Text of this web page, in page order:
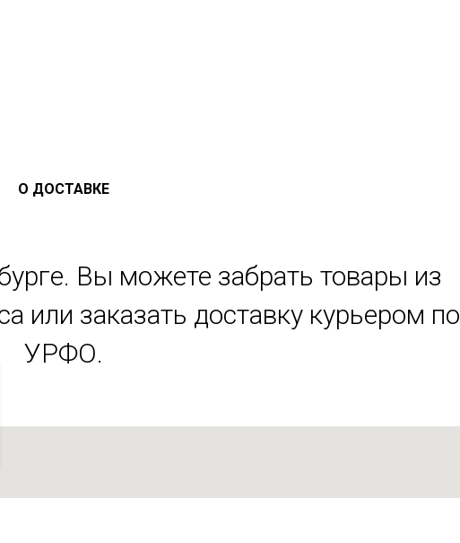
О ДОСТАВКЕ
Вы можете забрать товары из
или заказать доставку курьером по
УРФО.